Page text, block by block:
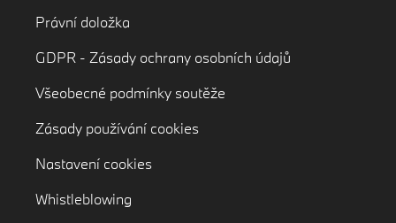
Právní doložka
GDPR - Zásady ochrany osobních údajů
Všeobecné podmínky soutěže
Zásady používání cookies
Nastavení cookies
Whistleblowing